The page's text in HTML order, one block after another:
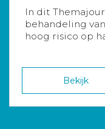
In dit
behandeling
hoog risico op
Bekijk